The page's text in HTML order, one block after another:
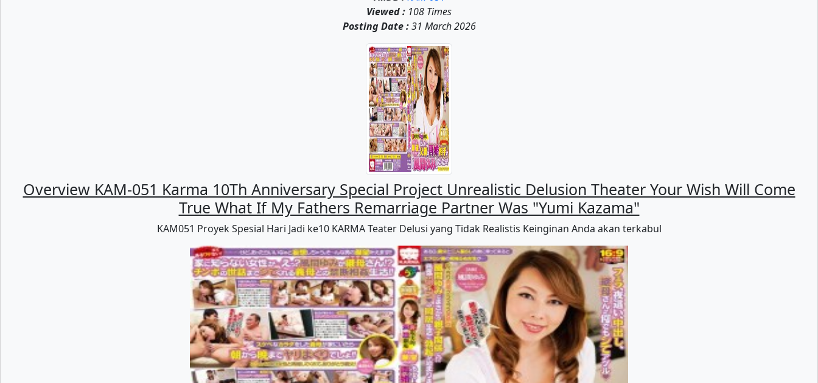
Viewed : 108 Times
Posting Date :31 March 2026
Overview KAM-051 Karma 10Th Anniversary Special Project Unrealistic Delusion Theater Your Wish Will Come
True What If My Fathers Remarriage Partner Was "Yumi Kazama"
KAM051 Proyek Spesial Hari Jadi ke10 KARMA Teater Delusi yang Tidak Realistis Keinginan Anda akan terkabul